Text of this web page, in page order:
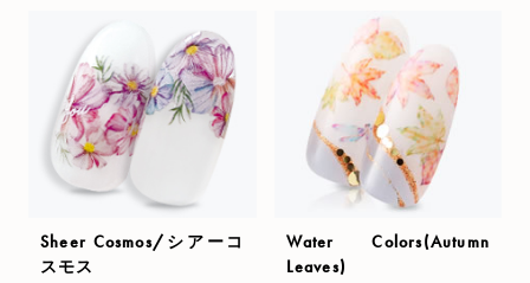
Sheer Cosmos/シアーコ
スモス
Water Colors(Autumn
Leaves)